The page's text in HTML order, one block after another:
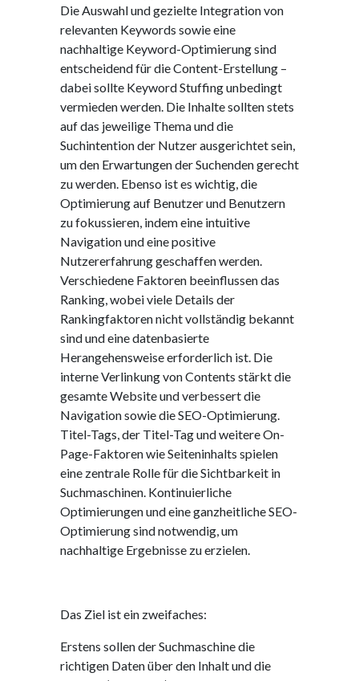
Die Auswahl und gezielte Integration von
relevanten Keywords sowie eine
nachhaltige Keyword-Optimierung sind
entscheidend für die Content-Erstellung –
dabei sollte Keyword Stuffing unbedingt
vermieden werden. Die Inhalte sollten stets
auf das jeweilige Thema und die
Suchintention der Nutzer ausgerichtet sein,
um den Erwartungen der Suchenden gerecht
zu werden. Ebenso ist es wichtig, die
Optimierung auf Benutzer und Benutzern
zu fokussieren, indem eine intuitive
Navigation und eine positive
Nutzererfahrung geschaffen werden.
Verschiedene Faktoren beeinflussen das
Ranking, wobei viele Details der
Rankingfaktoren nicht vollständig bekannt
sind und eine datenbasierte
Herangehensweise erforderlich ist. Die
interne Verlinkung von Contents stärkt die
gesamte Website und verbessert die
Navigation sowie die SEO-Optimierung.
Titel-Tags, der Titel-Tag und weitere On-
Page-Faktoren wie Seiteninhalts spielen
eine zentrale Rolle für die Sichtbarkeit in
Suchmaschinen. Kontinuierliche
Optimierungen und eine ganzheitliche SEO-
Optimierung sind notwendig, um
nachhaltige Ergebnisse zu erzielen.
Das Ziel ist ein zweifaches:
Erstens sollen der Suchmaschine die
richtigen Daten über den Inhalt und die